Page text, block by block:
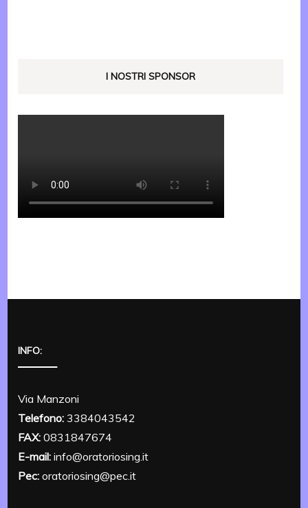
I NOSTRI SPONSOR
INFO:
Via Manzoni
Telefono: 3384043542
FAX: 0831847674
E-mail: info@oratoriosing.it
Pec: oratoriosing@pec.it